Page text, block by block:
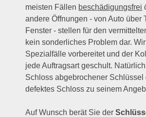
meisten Fällen beschädigungsfrei
andere Öffnungen - von Auto über
Fenster - stellen für den
kein sonderliches Problem dar.
Spezialfälle vorbereitet und der
jede Auftragsart geschult.
Schloss abgebrochener Schlüssel
defektes Schloss zu seinem
Auf Wunsch berät Sie der